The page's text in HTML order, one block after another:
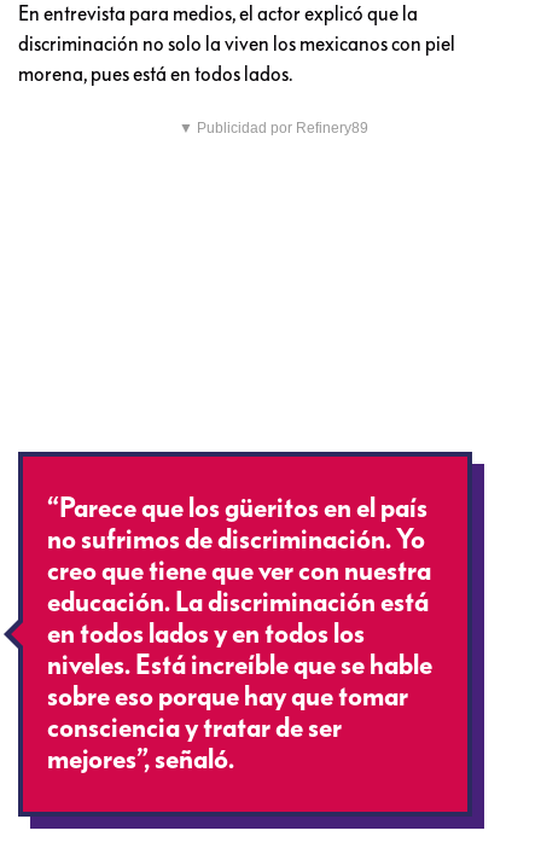
En entrevista para medios, el actor explicó que la
discriminación no solo la viven los mexicanos con piel
morena, pues está en todos lados.
▼ Publicidad por Refinery89
“Parece que los güeritos en el país
no sufrimos de discriminación. Yo
creo que tiene que ver con nuestra
educación. La discriminación está
en todos lados y en todos los
niveles. Está increíble que se hable
sobre eso porque hay que tomar
consciencia y tratar de ser
mejores”, señaló.